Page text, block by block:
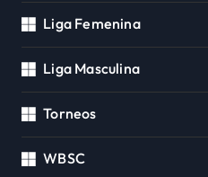
Liga Femenina
Liga Masculina
Torneos
WBSC